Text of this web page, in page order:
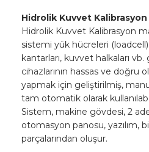
Hidrolik Kuvvet
Hidrolik Kuvvet Kalibrasyon
sistemi yük hücreleri
kantarları, kuvvet halkaları
cihazlarının hassas ve doğru
yapmak için geliştirilmiş,
tam otomatik olarak
Sistem, makine gövdesi, 2
otomasyon panosu, yazılım,
parçalarından oluşur.